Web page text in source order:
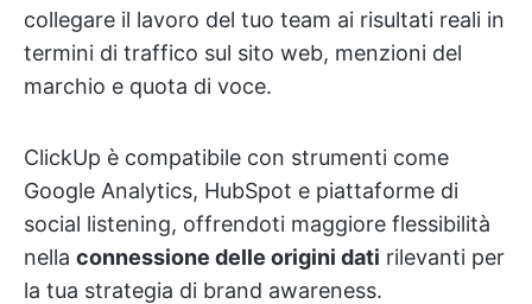
collegare il lavoro del tuo team ai risultati reali in
termini di traffico sul sito web, menzioni del
marchio e quota di voce.
ClickUp è compatibile con strumenti come
Google Analytics, HubSpot e piattaforme di
social listening, offrendoti maggiore flessibilità
nella connessione delle origini dati rilevanti per
la tua strategia di brand awareness.